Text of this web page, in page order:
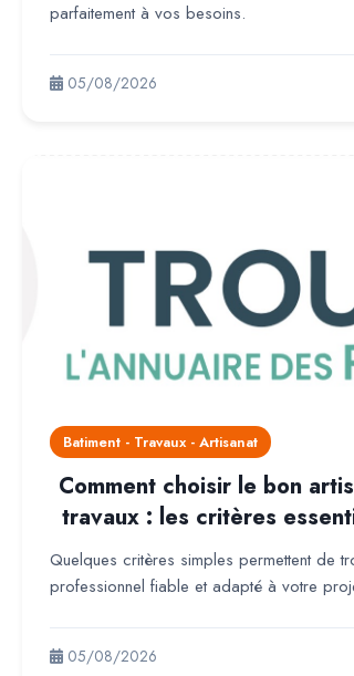
parfaitement à vos besoins.
05/08/2026
Batiment - Travaux - Artisanat
Comment choisir le bon
travaux : les critères
projet réussi
Quelques critères simples permettent de
professionnel fiable et adapté à votre
05/08/2026